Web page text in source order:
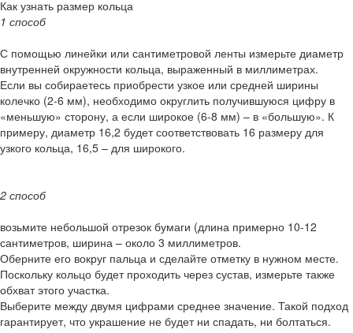
Как узнать размер кольца
1 способ
С помощью линейки или сантиметровой ленты измерьте диаметр
внутренней окружности кольца, выраженный в миллиметрах.
Если вы собираетесь приобрести узкое или средней ширины
колечко (2-6 мм), необходимо округлить получившуюся цифру в
«меньшую» сторону, а если широкое (6-8 мм) – в «большую». К
примеру, диаметр 16,2 будет соответствовать 16 размеру для
узкого кольца, 16,5 – для широкого.
2 способ
возьмите небольшой отрезок бумаги (длина примерно 10-12
сантиметров, ширина – около 3 миллиметров.
Оберните его вокруг пальца и сделайте отметку в нужном месте.
Поскольку кольцо будет проходить через сустав, измерьте также
обхват этого участка.
Выберите между двумя цифрами среднее значение. Такой подход
гарантирует, что украшение не будет ни спадать, ни болтаться.